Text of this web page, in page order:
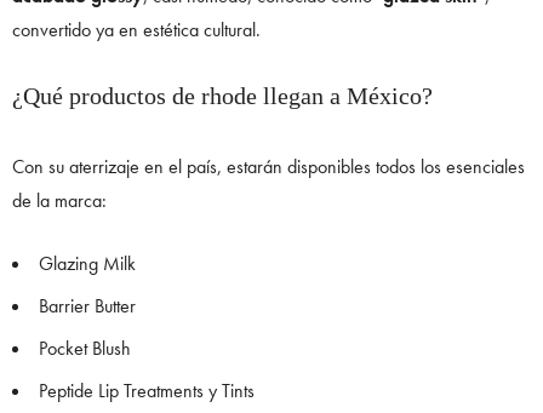
convertido ya en estética cultural.
¿Qué productos de rhode llegan a México?
Con su aterrizaje en el país, estarán disponibles todos los esenciales
de la marca:
Glazing Milk
Barrier Butter
Pocket Blush
Peptide Lip Treatments y Tints